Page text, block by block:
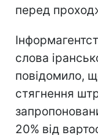
перед
слова
повідомило,
стягнення
20% від